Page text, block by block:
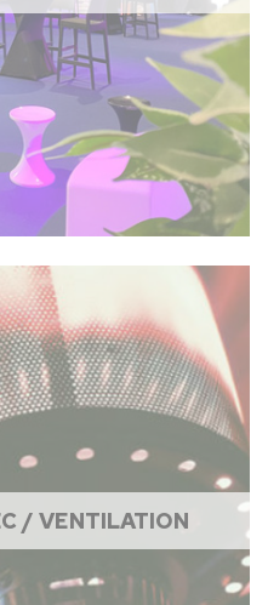
/ VENTILATION